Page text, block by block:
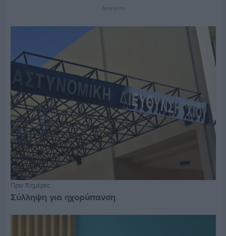
Διαφήμιση
Πριν 11 ημέρες
Σύλληψη για ηχορύπανση